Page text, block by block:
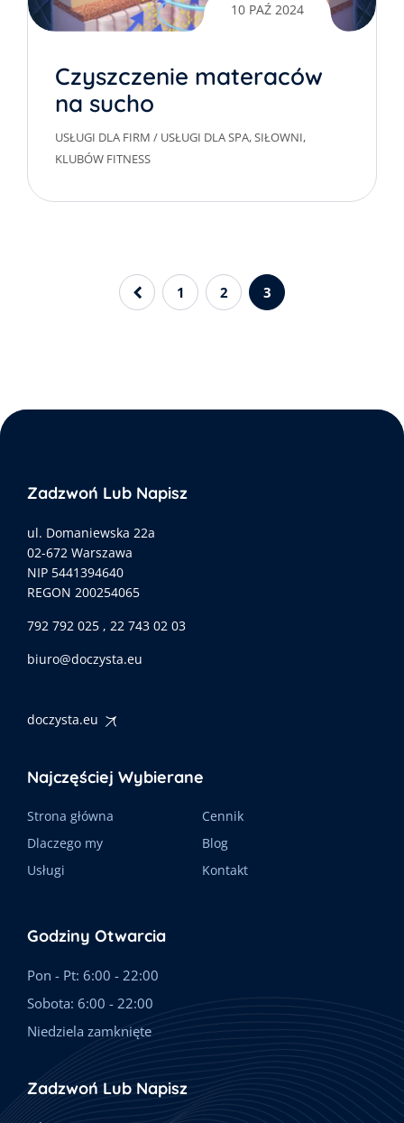
10 PAŹ 2024
Czyszczenie materaców
na sucho
USŁUGI DLA FIRM / USŁUGI DLA SPA, SIŁOWNI,
KLUBÓW FITNESS
1 2 3
Zadzwoń Lub Napisz
ul. Domaniewska 22a
02-672 Warszawa
NIP 5441394640
REGON 200254065
792 792 025 , 22 743 02 03
biuro@doczysta.eu
doczysta.eu
Najczęściej Wybierane
Strona główna
Cennik
Dlaczego my
Blog
Usługi
Kontakt
Godziny Otwarcia
Pon - Pt: 6:00 - 22:00
Sobota: 6:00 - 22:00
Niedziela zamknięte
Zadzwoń Lub Napisz